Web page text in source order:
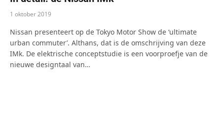
1 oktober 2019
Nissan presenteert op de Tokyo Motor Show de ‘ultimate
urban commuter’. Althans, dat is de omschrijving van deze
IMk. De elektrische conceptstudie is een voorproefje van de
nieuwe designtaal van…